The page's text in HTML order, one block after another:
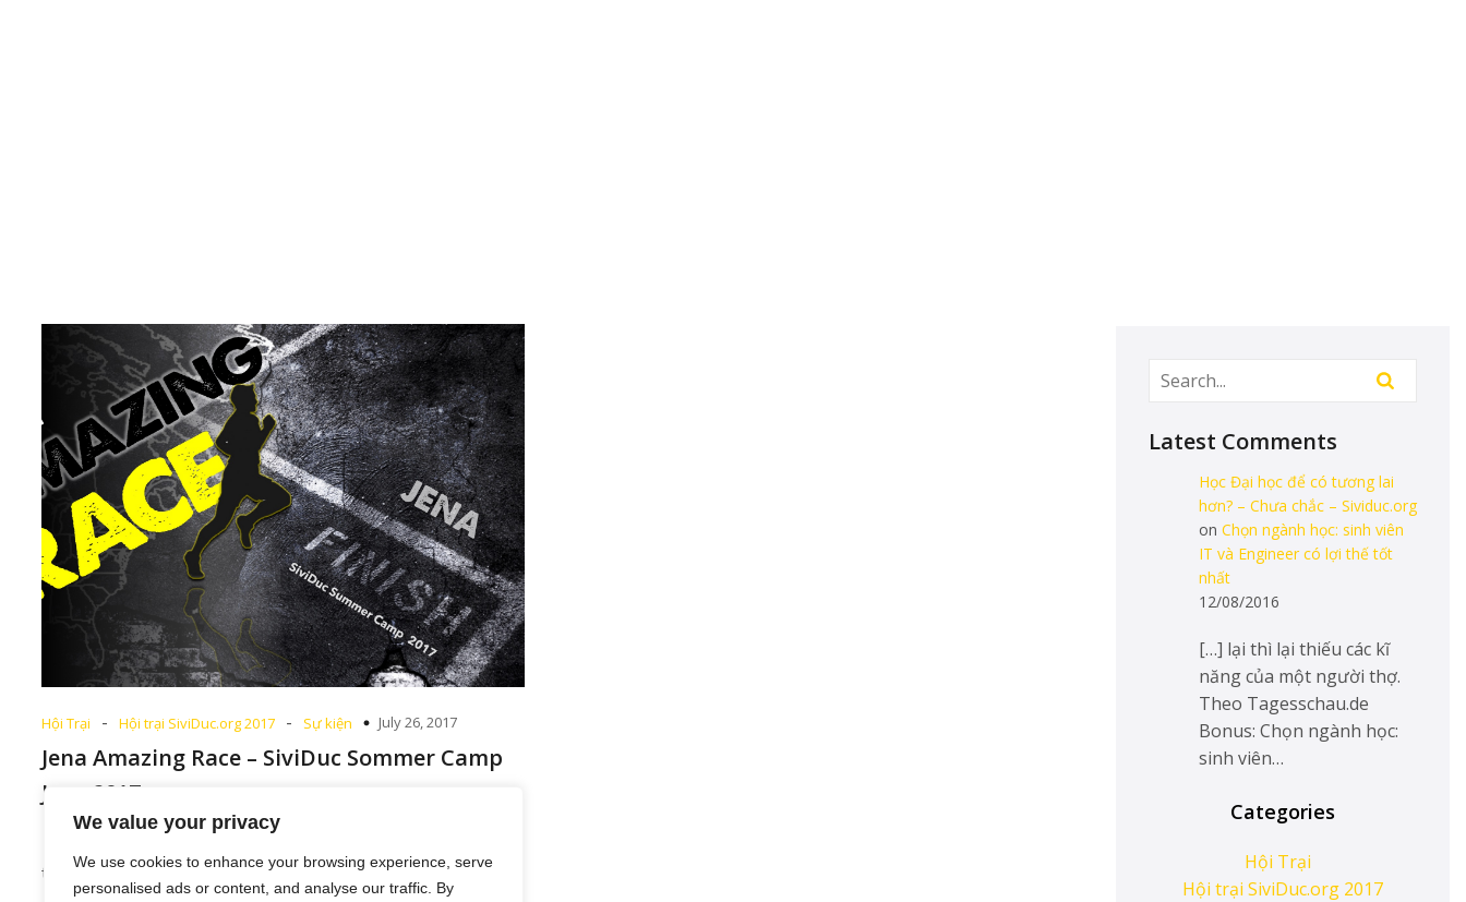
We value your privacy
We use cookies to enhance your browsing experience, serve
personalised ads or content, and analyse our traffic. By
Hội Trại - Hội trại SiviDuc.org 2017 - Sự kiện July 26, 2017
Jena Amazing Race – SiviDuc Sommer Camp
Jena 2017
trại, đến với Hội trại[…]
Latest Comments
Học Đại học để có tương lai
hơn? – Chưa chắc – Sividuc.org
on Chọn ngành học: sinh viên
IT và Engineer có lợi thế tốt
nhất
12/08/2016
[…] lại thì lại thiếu các kĩ
năng của một người thợ.
Theo Tagesschau.de
Bonus: Chọn ngành học:
sinh viên…
Categories
Hội Trại
Hội trại SiviDuc.org 2017